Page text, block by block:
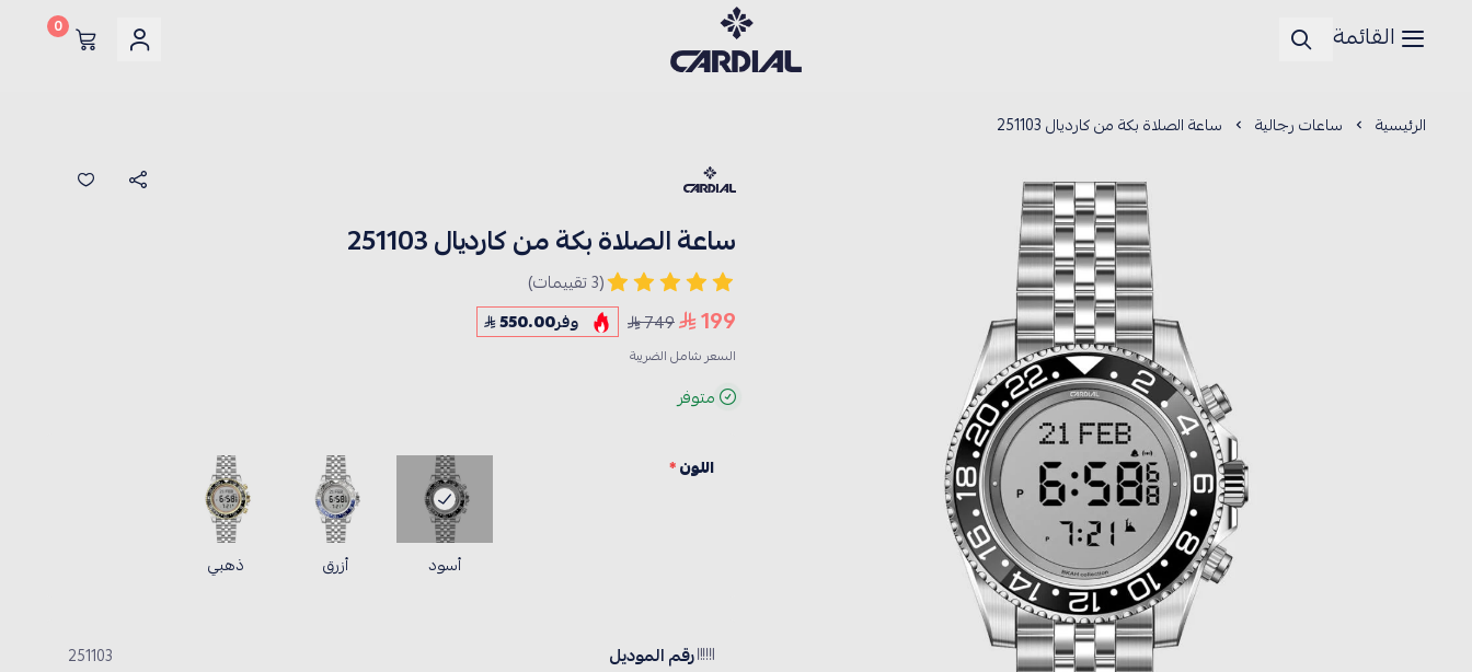
القائمة كارديــال
0
الرئيسية ساعات رجالية ساعة الصلاة بكة من كارديال 251103
ساعة الصلاة بكة من كارديال 251103
(3 تقييمات)
199
749 وفر550.00
السعر شامل الضريبة
متوفر
اللون*
أسود أزرق ذهبي
رقم الموديل 251103